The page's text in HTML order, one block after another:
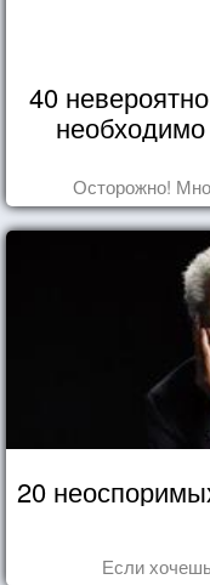
40
Осторожно!
20
Если